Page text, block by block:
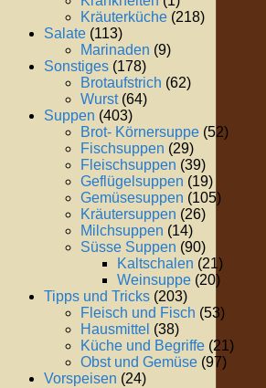
Kräuterküche (218)
Salate (113)
Marinaden (9)
Sonstiges (178)
Brotaufstrich (62)
Wurst(64)
Suppen (403)
Brot- Körnersuppe (52)
Fischsuppen (29)
Fleischsuppen (39)
Geflügelsuppen (19)
Gemüsesuppen (105)
Kräutersuppen (26)
Milchsuppen (14)
Süsse Suppen (90)
Kaltschalen (21)
Weinsuppe (20)
Tipps und Tricks (203)
Fleisch und Fisch (53)
Hausmittel (38)
Küche und Begriffe (21)
Obst und Gemüse (97)
Vorspeisen (24)